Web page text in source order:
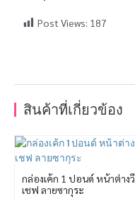
Post Views: 187
สินค้าที่เกี่ยวข้อง
กล่องเค้ก 1 ปอนด์ หน้าต่างวี
เชฟ ลายซากุระ